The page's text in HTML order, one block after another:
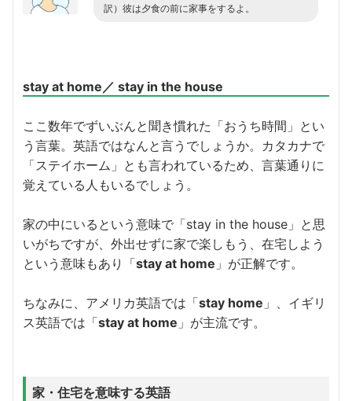
訳）彼は夕食の前に家事をするよ。
stay at home／ stay in the house
ここ数年でずいぶんと聞き慣れた「おうち時間」とい
う言葉。英語ではなんと言うでしょうか。カタカナで
「ステイホーム」とも言われているため、言葉通りに
覚えている人もいるでしょう。
家の中にいるという意味で「stay in the house」と思
いがちですが、外出せずに家で楽しもう、在宅しよう
という意味もあり「stay at home 」が正解です。
ちなみに、アメリカ英語では「stay home 」、イギリ
ス英語では「stay at home 」が主流です。
家・住宅を意味する英語